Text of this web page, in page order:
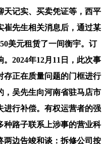
天记实、买卖凭证等，西平
崔先生相关消息后，通过某
美元租赁了一间衡宇。订
2024年12月11日，此次事
存正在质量问题的门框进行
，吴先生向河南省驻马店市
进行补偿。有权运营者的强
种路子联系上涉事的营业科
两边告竣和谈：拆修公司按